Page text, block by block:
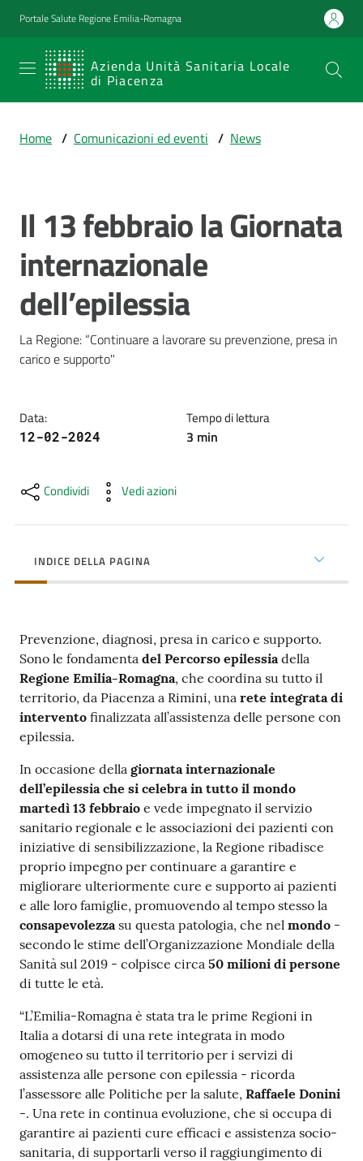
Vai al contenuto
Vai alla navigazione
Vai al footer
Portale Salute Regione Emilia-Romagna
Azienda Unità Sanitaria Locale
di Piacenza
SERVIZIO
SANITARIO
Emilia-
Sanitaria Locale
di Piacenza
Prestazioni
e
percorsi
di
cura
Come
territorio
Studiare
a
Piacenza
Costruiamo
Salute
Novità
Scuole
Imprese
ed Enti
Seguici
su
Home / Comunicazioni ed eventi / News
Salta al contenuto
Il 13 febbraio la Giornata
internazionale
dell’epilessia
La Regione: “Continuare a lavorare su prevenzione, presa in
carico e supporto"
Data:
12-02-2024
Tempo di lettura
3 min
Condividi Vedi azioni
INDICE DELLA PAGINA
Prevenzione, diagnosi, presa in carico e supporto.
Sono le fondamenta del Percorso epilessiadella
Regione Emilia-Romagna, che coordina su tutto il
territorio, da Piacenza a Rimini, una rete integrata di
intervento finalizzata all’assistenza delle persone con
epilessia.
In occasione della giornata internazionale
dell’epilessia che si celebra in tutto il mondo
martedì 13 febbraio e vede impegnato il servizio
sanitario regionale e le associazioni dei pazienti con
iniziative di sensibilizzazione, la Regione ribadisce
proprio impegno per continuare a garantire e
migliorare ulteriormente cure e supporto ai pazienti
e alle loro famiglie, promuovendo al tempo stesso la
consapevolezzasu questa patologia, che nel mondo -
secondo le stime dell’Organizzazione Mondiale della
Sanità sul 2019 - colpisce circa 50 milioni di persone
di tutte le età.
“L’Emilia-Romagna è stata tra le prime Regioni in
Italia a dotarsi di una rete integrata in modo
omogeneo su tutto il territorio per i servizi di
assistenza alle persone con epilessia - ricorda
l’assessore alle Politiche per la salute, Raffaele Donini
-. Una rete in continua evoluzione, che si occupa di
garantire ai pazienti cure efficaci e assistenza socio-
sanitaria, di supportarli verso il raggiungimento di